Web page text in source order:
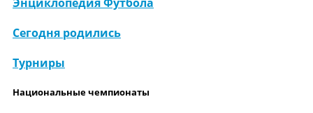
Сегодня родились
Турниры
Национальные чемпионаты